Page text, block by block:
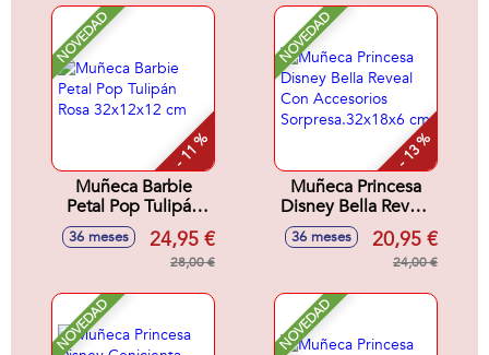
NOVEDAD
- 11 %
Muñeca Barbie
Petal Pop Tulipán
Rosa 32x12x12 cm
36 meses 24,95 €
28,00 €
NOVEDAD
- 13 %
Muñeca Princesa
Disney Bella Reveal
Con Accesorios
Sorpresa.32x18x6
36 meses 20,95 €
24,00 €
NOVEDAD NOVEDAD